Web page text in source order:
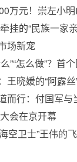
万元！崇左小
挂的“民族一家
场新宠
”“怎么做”？首
王晓媛的“阿露
而行：付国军
会在京开幕
空卫士”王伟的